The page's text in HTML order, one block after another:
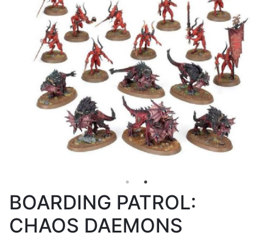
BOARDING PATROL:
CHAOS DAEMONS